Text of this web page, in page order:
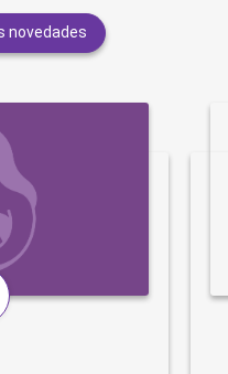
novedades